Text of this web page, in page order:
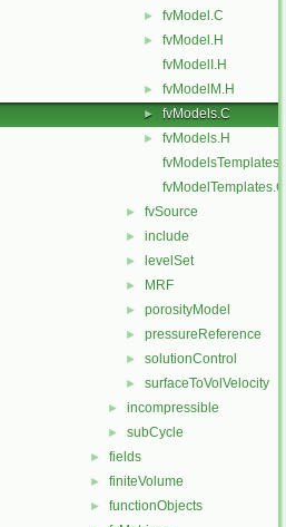
► fvModel.C
►
fvModel.H
fvModelI.H
► fvModelM.H
► fvModels.C
►
fvModels.H
fvModelsTemplates.C
fvModelTemplates.C
► fvSource
► include
► levelSet
► MRF
► porosityModel
► pressureReference
► solutionControl
► surfaceToVolVelocity
► incompressible
► subCycle
► fields
► finiteVolume
► functionObjects